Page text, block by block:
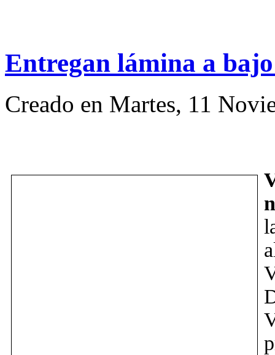
Entregan lámina a
Creado en Martes, 11